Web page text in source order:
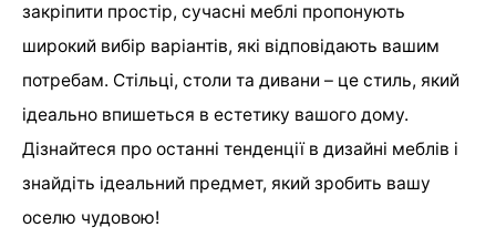
закріпити простір, сучасні меблі пропонують
широкий вибір варіантів, які відповідають вашим
потребам. Стільці, столи та дивани – це стиль, який
ідеально впишеться в естетику вашого дому.
Дізнайтеся про останні тенденції в дизайні меблів і
знайдіть ідеальний предмет, який зробить вашу
оселю чудовою!